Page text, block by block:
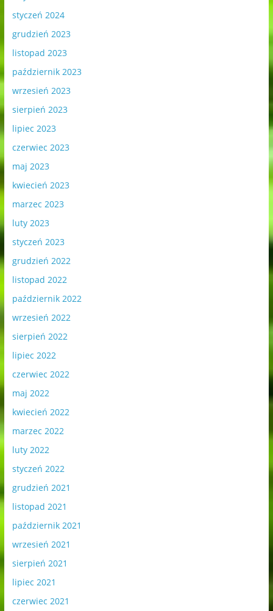
styczeń 2024
grudzień 2023
listopad 2023
październik 2023
wrzesień 2023
sierpień 2023
lipiec 2023
czerwiec 2023
maj 2023
kwiecień 2023
marzec 2023
luty 2023
styczeń 2023
grudzień 2022
listopad 2022
październik 2022
wrzesień 2022
sierpień 2022
lipiec 2022
czerwiec 2022
maj 2022
kwiecień 2022
marzec 2022
luty 2022
styczeń 2022
grudzień 2021
listopad 2021
październik 2021
wrzesień 2021
sierpień 2021
lipiec 2021
czerwiec 2021